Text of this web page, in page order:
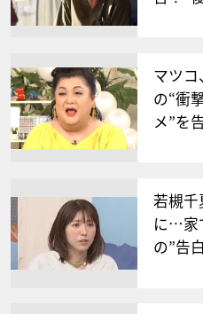
マツ
の“衝
メ”を
若槻千
に…家
の”告